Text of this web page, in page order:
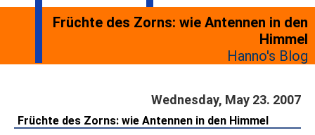
Früchte des Zorns: wie Antennen in den
Himmel
Hanno's Blog
Wednesday, May 23. 2007
Früchte des Zorns: wie Antennen in den Himmel